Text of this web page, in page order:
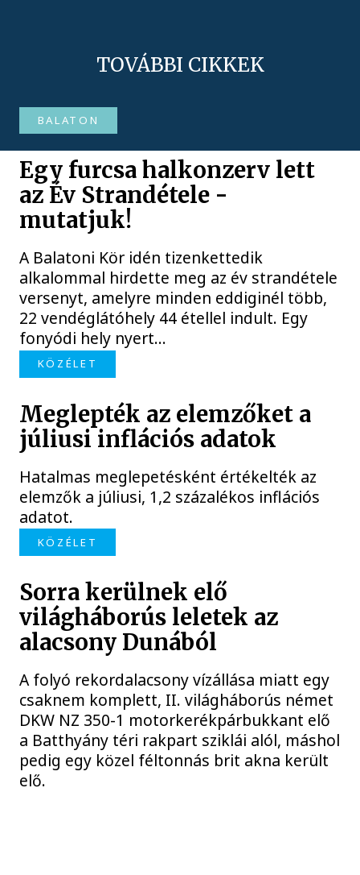
TOVÁBBI CIKKEK
BALATON
Egy furcsa halkonzerv lett
az Év Strandétele -
mutatjuk!
A Balatoni Kör idén tizenkettedik
alkalommal hirdette meg az év strandétele
versenyt, amelyre minden eddiginél több,
22 vendéglátóhely 44 étellel indult. Egy
fonyódi hely nyert...
KÖZÉLET
Meglepték az elemzőket a
júliusi inflációs adatok
Hatalmas meglepetésként értékelték az
elemzők a júliusi, 1,2 százalékos inflációs
adatot.
KÖZÉLET
Sorra kerülnek elő
világháborús leletek az
alacsony Dunából
A folyó rekordalacsony vízállása miatt egy
csaknem komplett, II. világháborús német
DKW NZ 350-1 motorkerékpárbukkant elő
a Batthyány téri rakpart sziklái alól, máshol
pedig egy közel féltonnás brit akna került
elő.